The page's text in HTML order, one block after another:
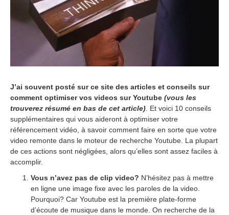
r
2
2
0
1
4
J’ai souvent posté sur ce site des articles et conseils sur
comment optimiser vos videos sur Youtube (vous les
trouverez résumé en bas de cet article). Et voici 10 conseils
supplémentaires qui vous aideront à optimiser votre
référencement vidéo, à savoir comment faire en sorte que votre
video remonte dans le moteur de recherche Youtube. La plupart
de ces actions sont négligées, alors qu’elles sont assez faciles à
accomplir.
Vous n’avez pas de clip video? N’hésitez pas à mettre
en ligne une image fixe avec les paroles de la video.
Pourquoi? Car Youtube est la première plate-forme
d’écoute de musique dans le monde. On recherche de la